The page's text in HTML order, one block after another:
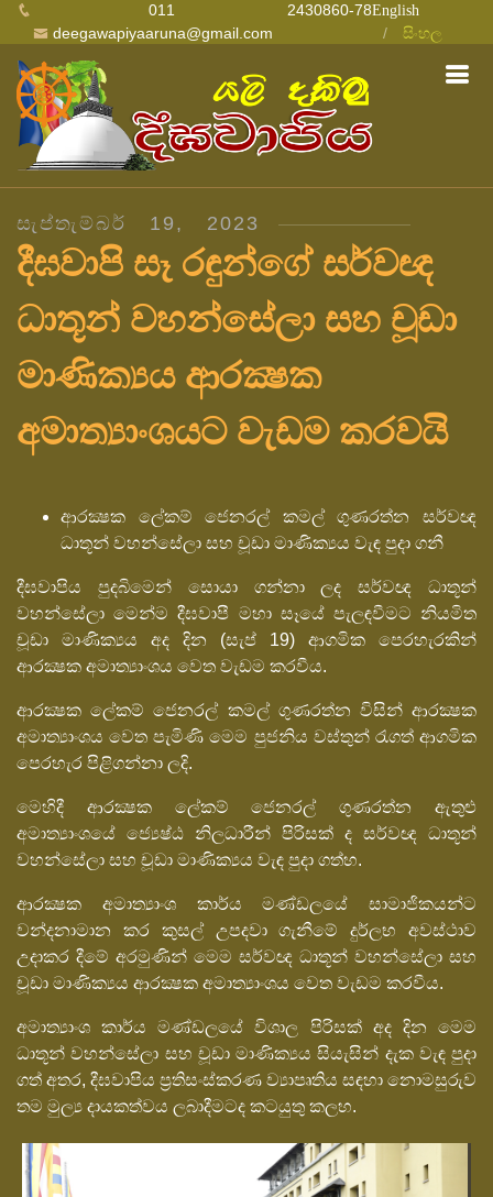
011 2430860-78
deegawapiyaaruna@gmail.com
English
සිංහල
සැප්තැම්බර් 19, 2023
දීඝවාපි සෑ රඳුන්ගේ සර්වඥ
ධාතූන් වහන්සේලා සහ චූඩා
මාණික්‍යය ආරක්‍ෂක
අමාත්‍යාංශයට වැඩම කරවයි
ආරක්‍ෂක ලේකම් ජෙනරල් කමල් ගුණරත්න සර්වඥ
ධාතූන් වහන්සේලා සහ චූඩා මාණික්‍යය වැඳ පුදා ගනී
දීඝවාපිය පුදබිමෙන් සොයා ගන්නා ලද සර්වඥ ධාතූන්
වහන්සේලා මෙන්ම දීඝවාපී මහා සෑයේ පැලඳවීමට නියමිත
චූඩා මාණික්‍යය අද දින (සැප් 19) ආගමික පෙරහැරකින්
ආරක්‍ෂක අමාත්‍යාංශය වෙත වැඩම කරවීය‍.
ආරක්‍ෂක ලේකම් ජෙනරල් කමල් ගුණරත්න විසින් ආරක්‍ෂක
අමාත්‍යාංශය වෙත පැමිණි මෙම පුජනිය වස්තුන් රැගත් ආගමික
පෙරහැර පිළිගන්නා ලදි.
මෙහිදී ආරක්‍ෂක ලේකම් ජෙනරල් ගුණරත්න ඇතුළු
අමාත්‍යාංශයේ ජ්‍යෙෂ්ඨ නිලධාරීන් පිරිසක් ද සර්වඥ ධාතූන්
වහන්සේලා සහ චූඩා මාණික්‍යය වැඳ පුදා ගත්හ.
ආරක්‍ෂක අමාත්‍යාංශ කාර්ය මණ්ඩලයේ සාමාජිකයන්ට
වන්දනාමාන කර කුසල් උපදවා ගැනීමේ දුර්ලභ අවස්ථාව
උදාකර දීමේ අරමුණින් මෙම සර්වඥ ධාතූන් වහන්සේලා සහ
චූඩා මාණික්‍යය ආරක්‍ෂක අමාත්‍යාංශය වෙත වැඩම කරවීය.
අමාත්‍යාංශ කාර්ය මණ්ඩලයේ විශාල පිරිසක් අද දින මෙම
ධාතූන් වහන්සේලා සහ චූඩා මාණික්‍යය සියැසින් දැක වැඳ පුදා
ගත් අතර, දීඝවාපිය ප්‍රතිසංස්කරණ ව්‍යාපෘතිය සඳහා නොමසුරුව
තම මුල්‍ය දායකත්වය ලබාදීමටද කටයුතු කලහ.